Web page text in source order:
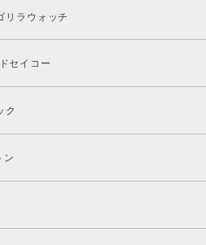
リラウォッチ
セイコー
ク
ン